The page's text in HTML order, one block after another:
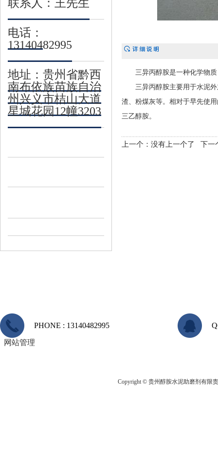
联系人：王先生
电话：
13140482995
地址：贵州省黔西
南布依族苗族自治
州兴义市桔山大道
星城花园12幢3203
三异丙醇胺是一种化学物质
三异丙醇胺主要用于水泥外
渣 、粉煤灰等。相对于早先使
三乙醇胺。
上一个：没有上一个了 下一
PHONE : 13140482995
Copyright © 贵州醇胺水泥助磨剂有限
网站管理